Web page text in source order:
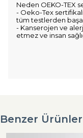
Neden OEKO-TEX
- Oeko-Tex
tüm testlerden
- Kanserojen ve
etmez ve insan
Benzer Ürünler